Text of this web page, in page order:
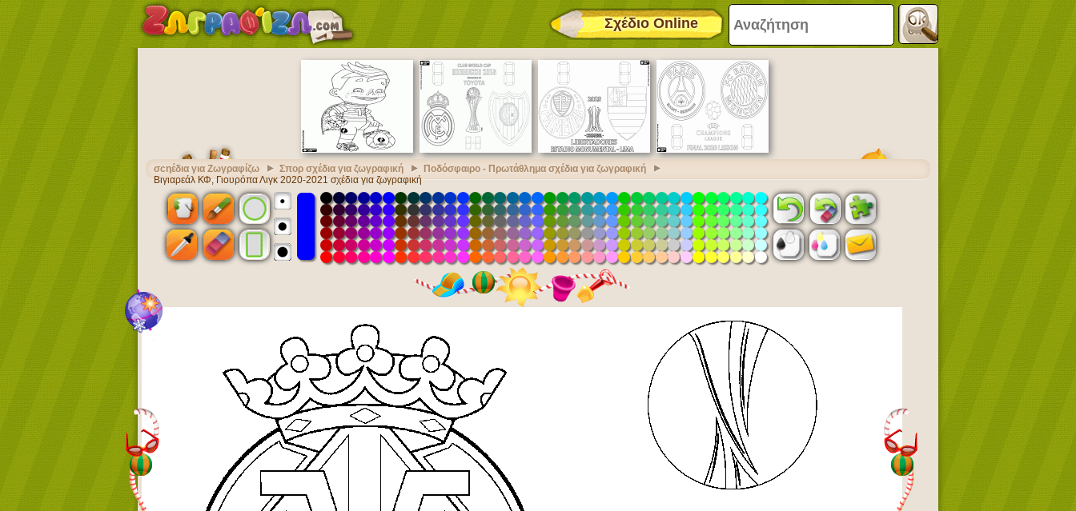
Σχέδιο Online
σcηέδια για Ζωγραφίζω Σπορ σχέδια για ζωγραφική
Ποδόσφαιρο - Πρωτάθλημα σχέδια για ζωγραφική
Βιγιαρεάλ ΚΦ, Γιουρόπα Λιγκ 2020-2021 σχέδια για ζωγραφική